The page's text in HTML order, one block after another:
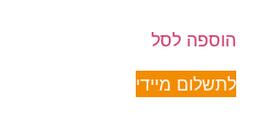
הוספה לסל
לתשלום מיידי